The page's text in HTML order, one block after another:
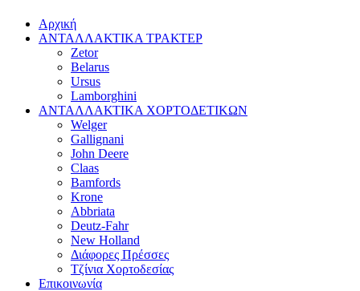
Αρχική
ΑΝΤΑΛΛΑΚΤΙΚΑ ΤΡΑΚΤΕΡ
Zetor
Belarus
Ursus
Lamborghini
ΑΝΤΑΛΛΑΚΤΙΚΑ ΧΟΡΤΟΔΕΤΙΚΩΝ
Welger
Gallignani
John Deere
Claas
Bamfords
Krone
Abbriata
Deutz-Fahr
New Holland
Διάφορες Πρέσσες
Τζίνια Χορτοδεσίας
Επικοινωνία